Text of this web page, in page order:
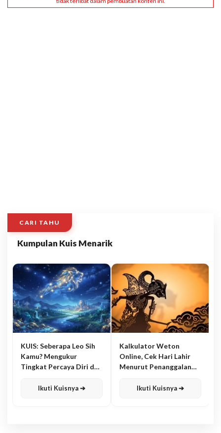
CARI TAHU
Kumpulan Kuis Menarik
KUIS: Seberapa Leo Sih
Kamu? Mengukur
Tingkat Percaya Diri dan
Ikuti Kuisnya ➔
Kalkulator Weton
Online, Cek Hari Lahir
Menurut Penanggalan
Ikuti Kuisnya ➔